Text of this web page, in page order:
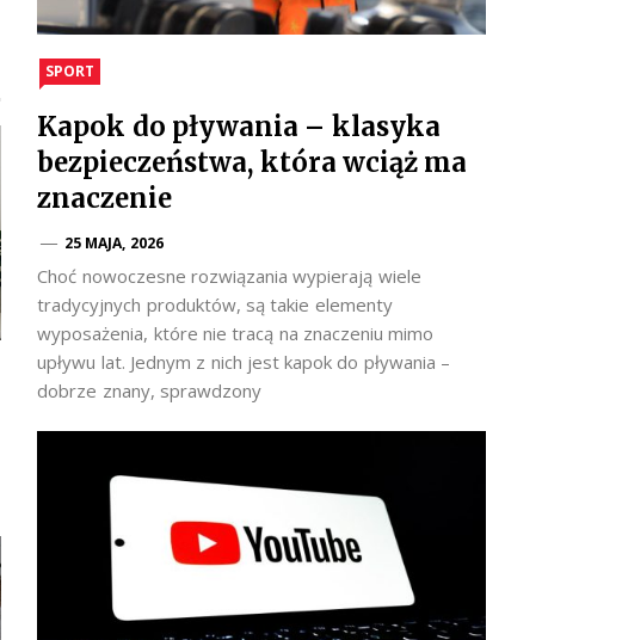
SPORT
Kapok do pływania – klasyka
bezpieczeństwa, która wciąż ma
znaczenie
25 MAJA, 2026
Choć nowoczesne rozwiązania wypierają wiele
tradycyjnych produktów, są takie elementy
wyposażenia, które nie tracą na znaczeniu mimo
upływu lat. Jednym z nich jest kapok do pływania –
dobrze znany, sprawdzony